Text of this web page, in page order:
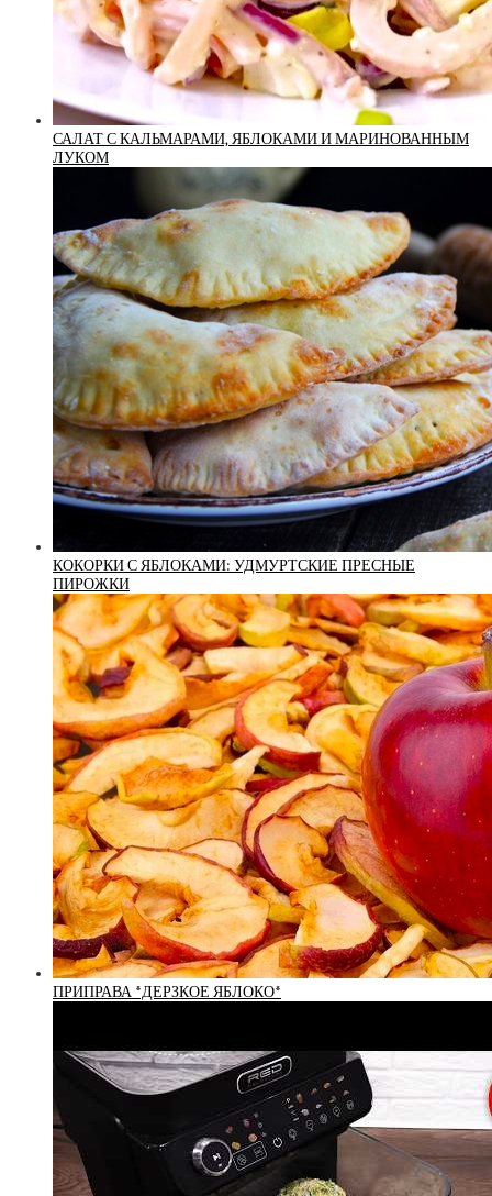
САЛАТ С КАЛЬМАРАМИ, ЯБЛОКАМИ И МАРИНОВАННЫМ
ЛУКОМ
КОКОРКИ С ЯБЛОКАМИ: УДМУРТСКИЕ ПРЕСНЫЕ
ПИРОЖКИ
ПРИПРАВА *ДЕРЗКОЕ ЯБЛОКО*